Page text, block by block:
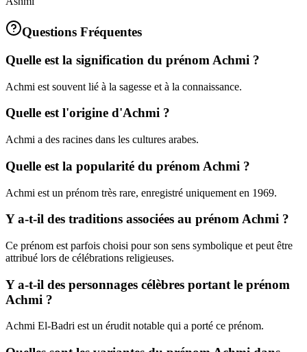
Questions Fréquentes
Quelle est la signification du prénom Achmi ?
Achmi est souvent lié à la sagesse et à la connaissance.
Quelle est l'origine d'Achmi ?
Achmi a des racines dans les cultures arabes.
Quelle est la popularité du prénom Achmi ?
Achmi est un prénom très rare, enregistré uniquement en 1969.
Y a-t-il des traditions associées au prénom Achmi ?
Ce prénom est parfois choisi pour son sens symbolique et peut être
attribué lors de célébrations religieuses.
Y a-t-il des personnages célèbres portant le prénom
Achmi ?
Achmi El-Badri est un érudit notable qui a porté ce prénom.